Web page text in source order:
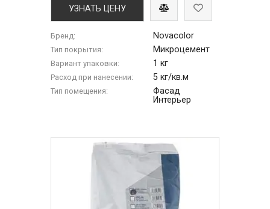
УЗНАТЬ ЦЕНУ
Бренд: Novacolor
Тип покрытия: Микроцемент
Вариант упаковки: 1 кг
Расход при нанесении: 5 кг/кв.м
Тип помещения:
Фасад
Интерьер